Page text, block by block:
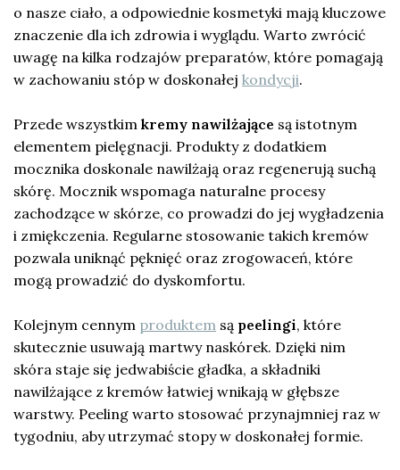
o nasze ciało, a odpowiednie kosmetyki mają kluczowe
znaczenie dla ich zdrowia i wyglądu. Warto zwrócić
uwagę na kilka rodzajów preparatów, które pomagają
w zachowaniu stóp w doskonałej kondycji.
Przede wszystkim kremy nawilżające są istotnym
elementem pielęgnacji. Produkty z dodatkiem
mocznika doskonale nawilżają oraz regenerują suchą
skórę. Mocznik wspomaga naturalne procesy
zachodzące w skórze, co prowadzi do jej wygładzenia
i zmiękczenia. Regularne stosowanie takich kremów
pozwala uniknąć pęknięć oraz zrogowaceń, które
mogą prowadzić do dyskomfortu.
Kolejnym cennym produktem są peelingi, które
skutecznie usuwają martwy naskórek. Dzięki nim
skóra staje się jedwabiście gładka, a składniki
nawilżające z kremów łatwiej wnikają w głębsze
warstwy. Peeling warto stosować przynajmniej raz w
tygodniu, aby utrzymać stopy w doskonałej formie.